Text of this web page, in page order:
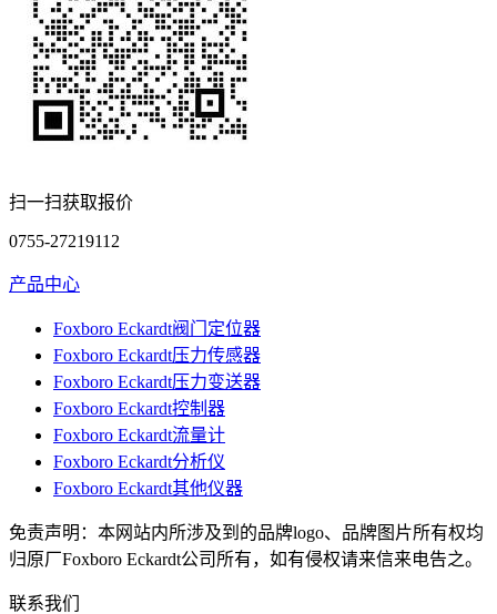
扫一扫获取报价
0755-27219112
产品中心
Foxboro Eckardt阀门定位器
Foxboro Eckardt压力传感器
Foxboro Eckardt压力变送器
Foxboro Eckardt控制器
Foxboro Eckardt流量计
Foxboro Eckardt分析仪
Foxboro Eckardt其他仪器
免责声明：本网站内所涉及到的品牌logo、品牌图片所有权均
归原厂Foxboro Eckardt公司所有，如有侵权请来信来电告之。
联系我们